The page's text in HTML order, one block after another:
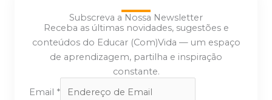
Subscreva a Nossa Newsletter
Receba as últimas novidades, sugestões e
conteúdos do Educar (Com)Vida — um espaço
de aprendizagem, partilha e inspiração
constante.
Email *